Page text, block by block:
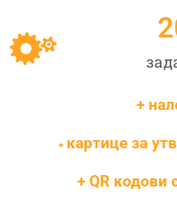
+
+ картице за
+ QR кодови